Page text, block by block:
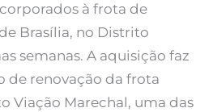
à frota de
Brasília, no Distrito
semanas. A aquisição faz
de renovação da frota
Viação Marechal, uma das